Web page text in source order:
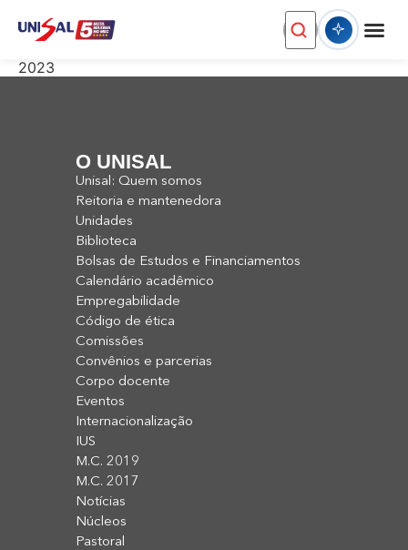
2023
O UNISAL
Unisal: Quem somos
Reitoria e mantenedora
Unidades
Biblioteca
Bolsas de Estudos e Financiamentos
Calendário acadêmico
Empregabilidade
Código de ética
Comissões
Convênios e parcerias
Corpo docente
Eventos
Internacionalização
IUS
M.C. 2019
M.C. 2017
Notícias
Núcleos
Pastoral